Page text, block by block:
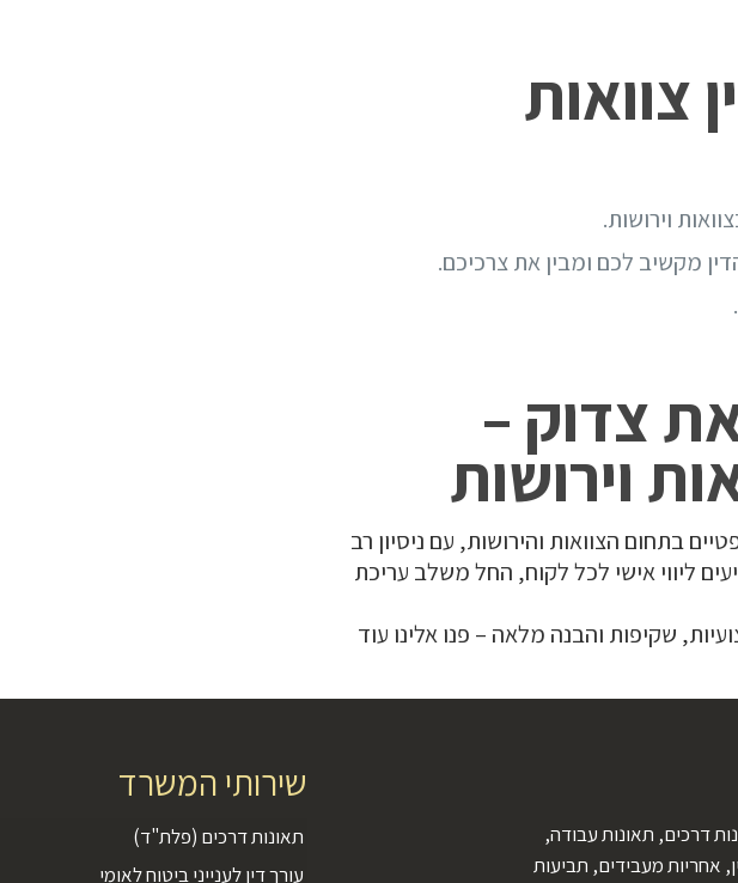
צוואות
וירושות.
מקשיב לכם ומבין את צרכיכם.
צדוק –
וירושות
בתחום הצוואות והירושות, עם ניסיון רב
ליווי אישי לכל לקוח, החל משלב עריכת
שקיפות והבנה מלאה – פנו אלינו עוד
דרכים, תאונות עבודה,
אחריות מעבידים, תביעות
שירותי המשרד
תאונות דרכים (פלת"ד)
עורך דין לענייני ביטוח לאומי